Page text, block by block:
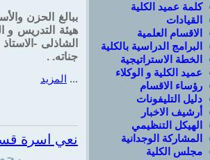
كلمة عميد الكلية
القيادات
الاقسام العلمية
البرامج الدراسية بالكلية
الخطة الاستراتيجية
عميد الكلية و الوكلاء
رؤساء الاقسام
دليل التليفونات
أرشيف الاخبار
الهيكل التنظيمي
المشاركة الوجدانية
مجلس الكلية
ببالغ الحزن
هيئة التدريس و
الشاذلى -
جناته. .
... المزيد
نعي اسرة